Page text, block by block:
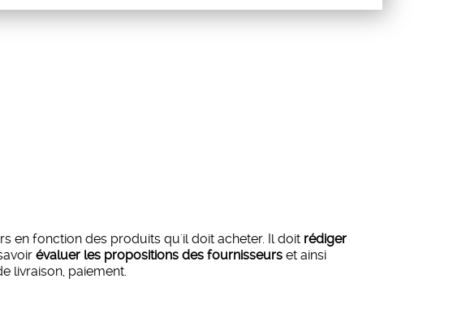
en fonction des produits qu'il doit acheter. Il doit rédiger
évaluer les propositions des fournisseurs et ainsi
livraison, paiement.